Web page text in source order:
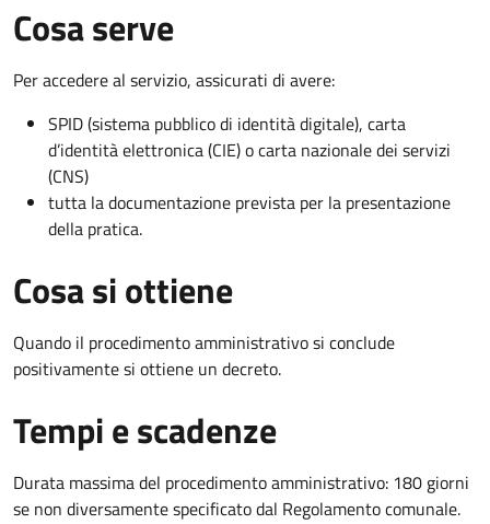
Cosa serve
Per accedere al servizio, assicurati di avere:
SPID (sistema pubblico di identità digitale), carta
d’identità elettronica (CIE) o carta nazionale dei servizi
(CNS)
tutta la documentazione prevista per la presentazione
della pratica.
Cosa si ottiene
Quando il procedimento amministrativo si conclude
positivamente si ottiene un decreto.
Tempi e scadenze
Durata massima del procedimento amministrativo: 180 giorni
se non diversamente specificato dal Regolamento comunale.